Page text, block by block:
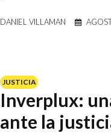
DANIEL VILLAMAN
JUSTICIA
Inverplux:
ante la